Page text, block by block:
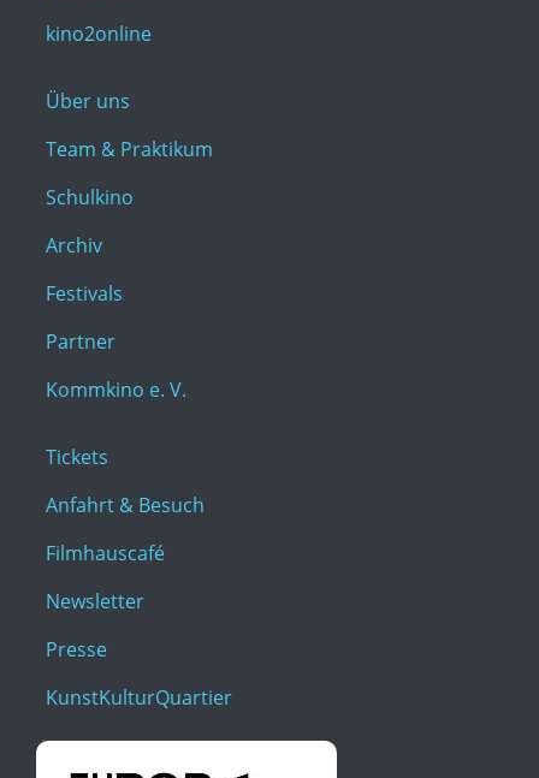
kino2online
Über uns
Team & Praktikum
Schulkino
Archiv
Festivals
Partner
Kommkino e. V.
Tickets
Anfahrt & Besuch
Filmhauscafé
Newsletter
Presse
KunstKulturQuartier